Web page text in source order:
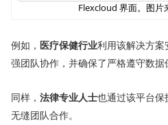
Flexcloud 界面。图片
例如， 医疗保健行业利用该解决方
强团队协作，并确保了严格遵守数据
同样， 法律专业人士也通过该平台保
无缝团队合作。